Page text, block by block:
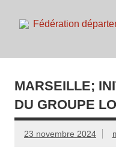
content
MARSEILLE;
DU GROUPE
23 novembre 2024